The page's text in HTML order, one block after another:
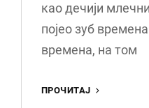
као дечији
појео зуб
времена, на том
ПРОЧИТАЈ